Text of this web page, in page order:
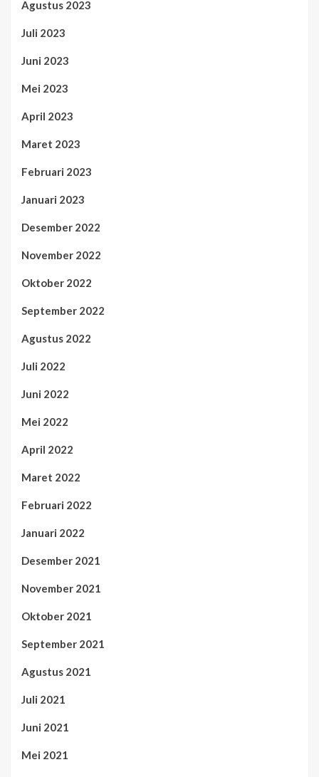
Agustus 2023
Juli 2023
Juni 2023
Mei 2023
April 2023
Maret 2023
Februari 2023
Januari 2023
Desember 2022
November 2022
Oktober 2022
September 2022
Agustus 2022
Juli 2022
Juni 2022
Mei 2022
April 2022
Maret 2022
Februari 2022
Januari 2022
Desember 2021
November 2021
Oktober 2021
September 2021
Agustus 2021
Juli 2021
Juni 2021
Mei 2021